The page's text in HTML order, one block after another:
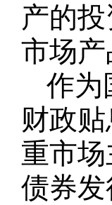
产的
市场
作为
财政
重市
债券